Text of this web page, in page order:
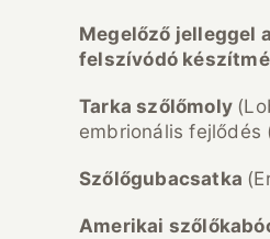
Megelőző jelleggel
felszívódó
Tarka szőlőmoly
embrionális fejlődés
Szőlőgubacsatka
Amerikai